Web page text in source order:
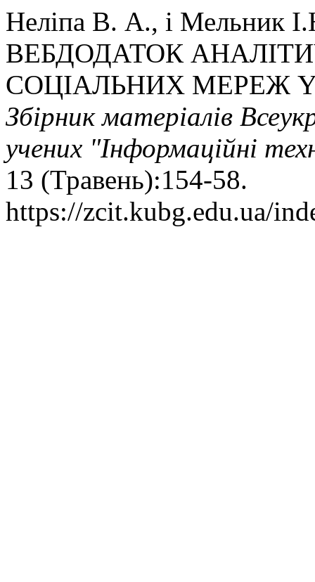
Неліпа В. А., і
ВЕБДОДАТОК
СОЦІАЛЬНИХ МЕРЕЖ
Збірник матеріалів
учених "Інформаційні
13 (Травень):154-58.
https://zcit.kubg.edu.ua/